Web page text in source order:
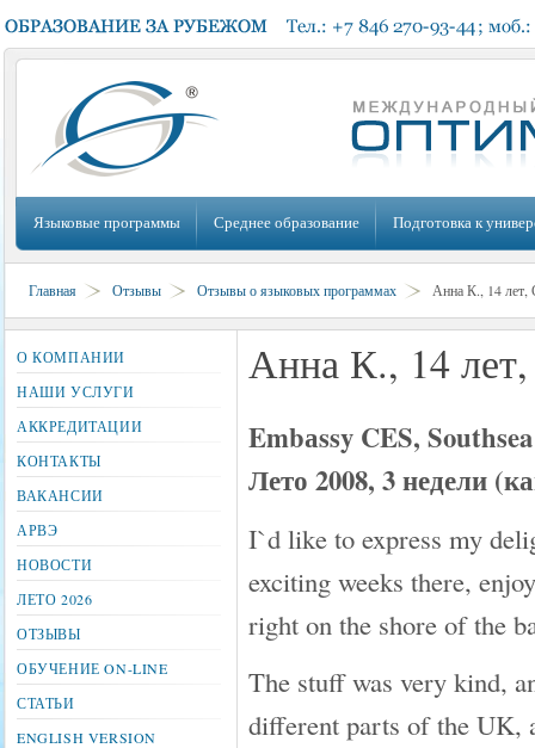
Языковые программы Среднее образование Подготовка к
Главная Отзывы Отзывы о языковых программах Анна К., 14 лет,
Анна К., 14
Embаssy CES,
Лето 2008, 3 недели
I`d like to express my
exciting weeks there,
right on the shore of the
The stuff was very kind,
different parts of the UK,
О КОМПАНИИ
НАШИ УСЛУГИ
АККРЕДИТАЦИИ
КОНТАКТЫ
ВАКАНСИИ
АРВЭ
НОВОСТИ
ЛЕТО 2026
ОТЗЫВЫ
ОБУЧЕНИЕ ON-LINE
СТАТЬИ
ENGLISH VERSION